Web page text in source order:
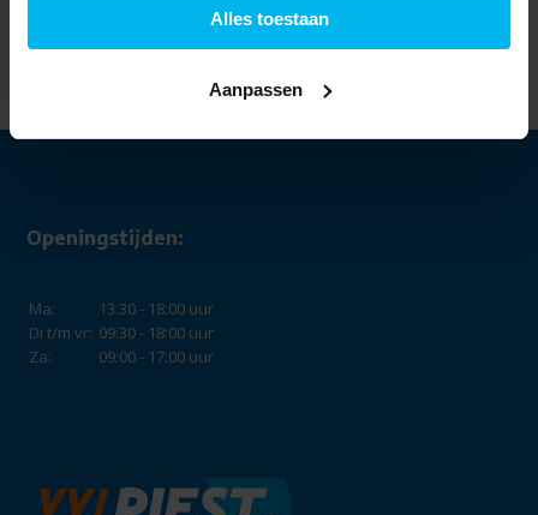
Alles toestaan
Aanpassen
Openingstijden:
Ma:
13:30 - 18:00 uur
Di t/m vr: 09:30 - 18:00 uur
Za:
09:00 - 17:00 uur